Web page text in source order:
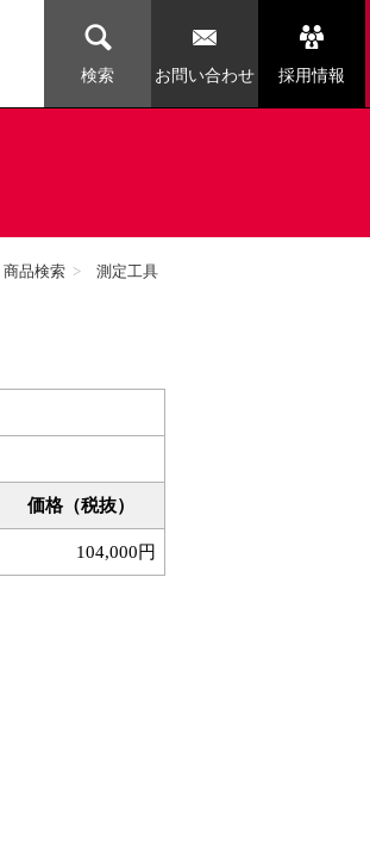
検索 お問い合わせ 採用情報
商品検索 > 測定工具
価格（税抜）
104,000円